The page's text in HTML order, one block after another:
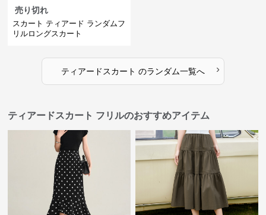
売り切れ
スカート ティアード ランダムフ
リルロングスカート
ティアードスカート のランダム一覧へ ›
ティアードスカート フリルのおすすめアイテム